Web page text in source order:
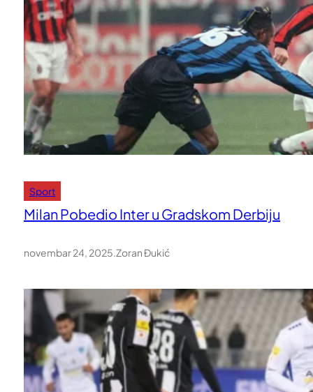
Sport
Milan Pobedio Inter u Gradskom Derbiju
novembar 24, 2025.Zoran Đukić